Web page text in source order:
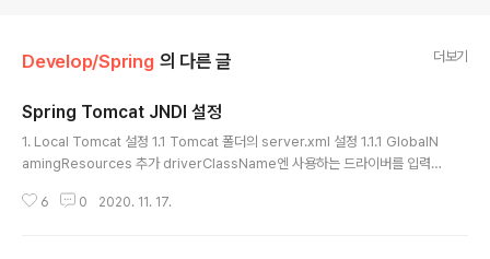
Develop/Spring 의 다른 글 더보기
Spring Tomcat JNDI 설정
1. Local Tomcat 설정 1.1 Tomcat 폴더의 server.xml 설정 1.1.1 GlobalN
amingResources 추가 driverClassName엔 사용하는 드라이버를 입력
name 변수에는 똑같은 이름을 넣어준다. url이 오라클일 경우 : jdbc:oracle:
6 0 2020. 11. 17.